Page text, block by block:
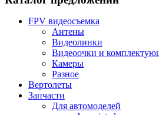
FPV видеосъемка
Антены
Видеолинки
Видеоочки и
Камеры
Разное
Вертолеты
Запчасти
Для автомоделей